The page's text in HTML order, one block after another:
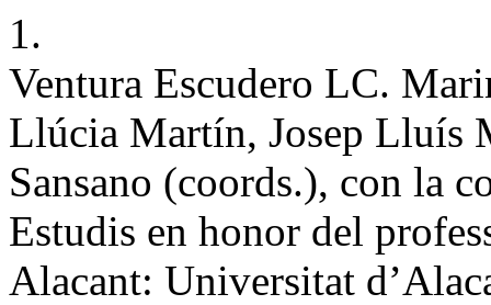
1.
Ventura Escudero LC.
Llúcia Martín, Josep Lluís
Sansano (coords.), con la
Estudis en honor del
Alacant: Universitat